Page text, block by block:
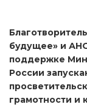
будущее» и
поддержке
России
грамотности и